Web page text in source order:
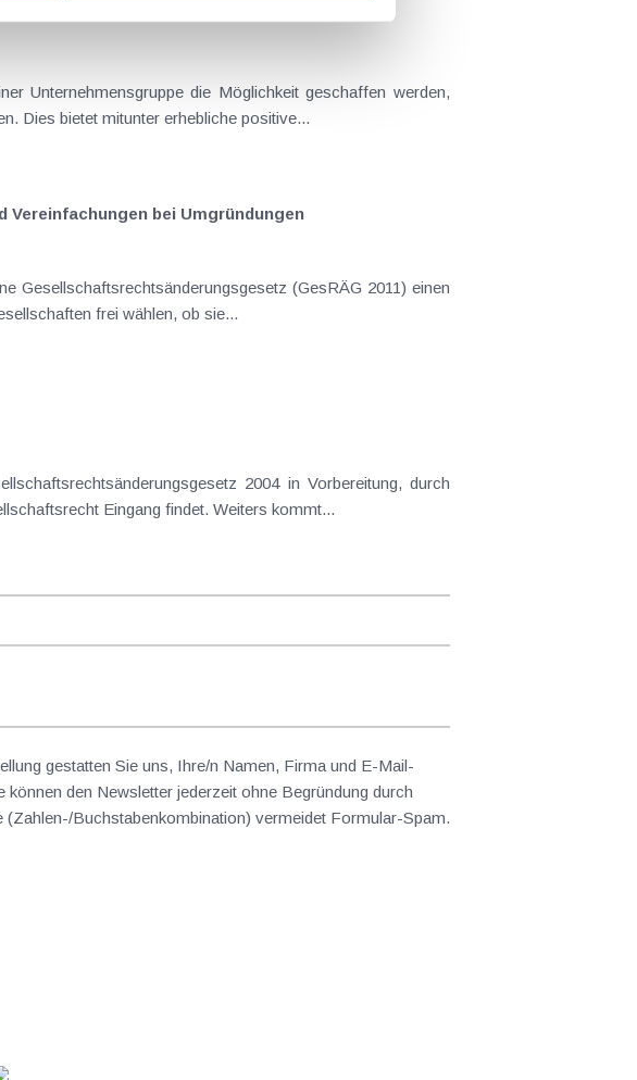
Gewinne und Verluste (auch ausländische) der einbezogenen Gesellschaften auszugleichen. Dies bietet mitunter erhebliche positive...
bei Umgründungen
konnten Aktiengesellschaften frei wählen, ob sie...
2004 in Vorbereitung, durch
Gesellschaftsrecht Eingang findet. Weiters kommt...
gestatten Sie uns, Ihre/n Namen, Firma und E-Mail-
den Newsletter jederzeit ohne Begründung durch
(Zahlen-/Buchstabenkombination) vermeidet Formular-Spam.